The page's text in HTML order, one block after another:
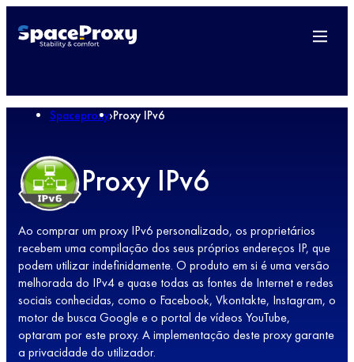
Spaceproxy›Proxy IPv6
Proxy IPv6
Ao comprar um proxy IPv6 personalizado, os proprietários
recebem uma compilação dos seus próprios endereços IP, que
podem utilizar indefinidamente. O produto em si é uma versão
melhorada do IPv4 e quase todas as fontes de Internet e redes
sociais conhecidas, como o Facebook, Vkontakte, Instagram, o
motor de busca Google e o portal de vídeos YouTube,
optaram por este proxy. A implementação deste proxy garante
a privacidade do utilizador.